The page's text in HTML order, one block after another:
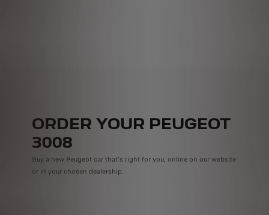
ORDER YOUR PEUGEOT
3008
Buy a new Peugeot car that's right for you, online on our website
or in your chosen dealership.